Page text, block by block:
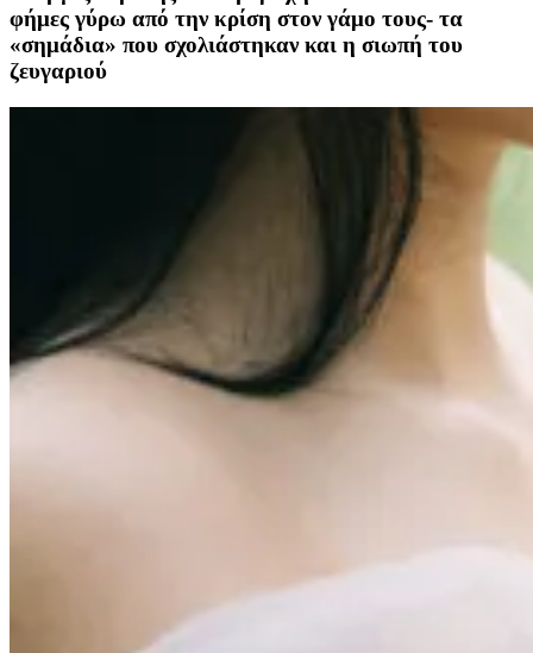
φήμες γύρω από την κρίση στον γάμο τους- τα
«σημάδια» που σχολιάστηκαν και η σιωπή του
ζευγαριού